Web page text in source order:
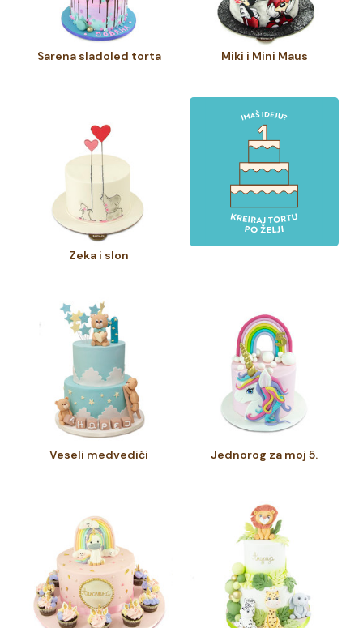
Sarena sladoled torta Miki i Mini Maus
Zeka i slon
Veseli medvedići Jednorog za moj 5.